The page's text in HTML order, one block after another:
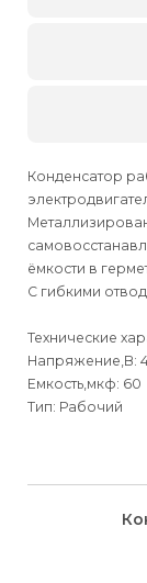
Конденсатор
ёмкости в
С гибкими
Технические
Напряжение,В:
Емкость,мкф: 60
Тип: Рабочий
Способ
Способы
Доставка
оплачивается
Правила